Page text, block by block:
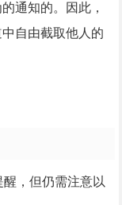
通知的。因此，
自由截取他人的
，但仍需注意以